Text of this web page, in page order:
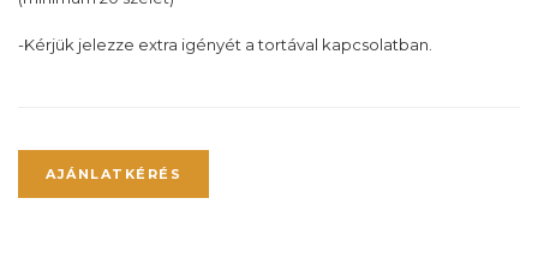
-Kérjük jelezze extra igényét a tortával kapcsolatban.
AJÁNLATKÉRÉS